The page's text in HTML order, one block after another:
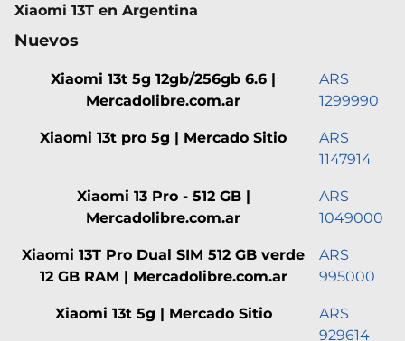
Xiaomi 13T en Argentina
Nuevos
Xiaomi 13t 5g 12gb/256gb 6.6 |
Mercadolibre.com.ar
ARS
1299990
Xiaomi 13t pro 5g | Mercado Sitio
ARS
1147914
Xiaomi 13 Pro - 512 GB |
Mercadolibre.com.ar
ARS
1049000
Xiaomi 13T Pro Dual SIM 512 GB verde
12 GB RAM | Mercadolibre.com.ar
ARS
995000
Xiaomi 13t 5g | Mercado Sitio
ARS
929614